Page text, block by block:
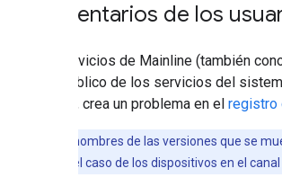
Comentarios de los
Los servicios de Mainline (también
beta público de los servicios del
un error, crea un problema en el registro
Los nombres de las versiones que se
seguridad. En el caso de los dispositivos en el